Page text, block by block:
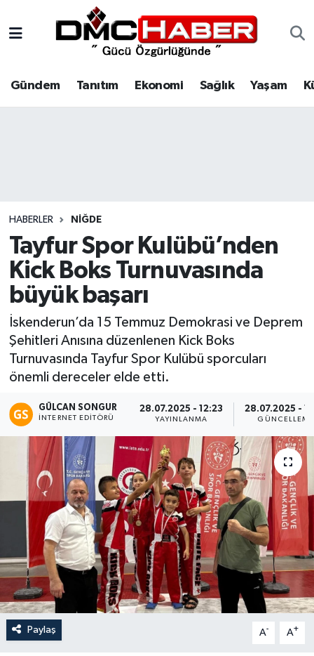
Gündem Tanıtım Ekonomi Sağlık Yaşam
HABERLER NIĞDE
Tayfur Spor Kulübü’nden
Kick Boks Turnuvasında
büyük başarı
İskenderun’da 15 Temmuz Demokrasi ve Deprem
Şehitleri Anısına düzenlenen Kick Boks
Turnuvasında Tayfur Spor Kulübü sporcuları
önemli dereceler elde etti.
GÜLCAN SONGUR
İNTERNET EDITÖRÜ
28.07.2025 - 12:23
YAYINLANMA
28.07.2025 -
GÜNCELLEME
Paylaş A- A+
Tanıtım
Spor
Siyaset
Eğitim
Teknoloji
Asayiş
Resmi İlan
Nöbetçi Eczaneler
Hava Durumu
Haber Arşivi